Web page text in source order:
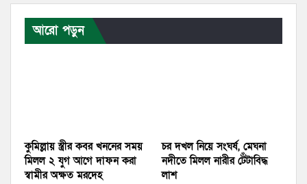
আরো পড়ুন
কুমিল্লায় স্ত্রীর কবর খননের সময়
মিলল ২ যুগ আগে দাফন করা
স্বামীর অক্ষত মরদেহ
চর দখল নিয়ে সংঘর্ষ, মেঘনা
নদীতে মিলল নারীর টেঁটাবিদ্ধ
লাশ